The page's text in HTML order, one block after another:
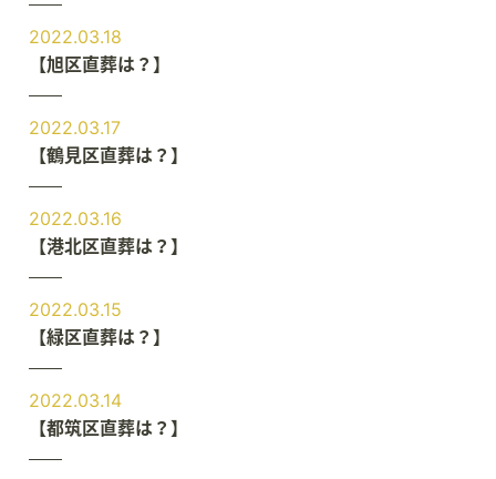
2022.03.18
【旭区直葬は？】
2022.03.17
【鶴見区直葬は？】
2022.03.16
【港北区直葬は？】
2022.03.15
【緑区直葬は？】
2022.03.14
【都筑区直葬は？】